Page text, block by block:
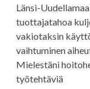
Länsi-
tuottajatahoa
vakiotaksin
vaihtuminen
Mielestäni
työtehtäviä